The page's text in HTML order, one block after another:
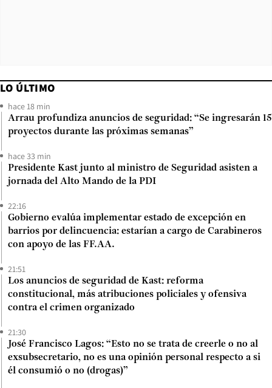
LO ÚLTIMO
hace 18 min
Arrau profundiza anuncios de seguridad: “Se ingresarán 15
proyectos durante las próximas semanas”
hace 33 min
Presidente Kast junto al ministro de Seguridad asisten a
jornada del Alto Mando de la PDI
22:16
Gobierno evalúa implementar estado de excepción en
barrios por delincuencia: estarían a cargo de Carabineros
con apoyo de las FF.AA.
21:51
Los anuncios de seguridad de Kast: reforma
constitucional, más atribuciones policiales y ofensiva
contra el crimen organizado
21:30
José Francisco Lagos: “Esto no se trata de creerle o no al
exsubsecretario, no es una opinión personal respecto a si
él consumió o no (drogas)”